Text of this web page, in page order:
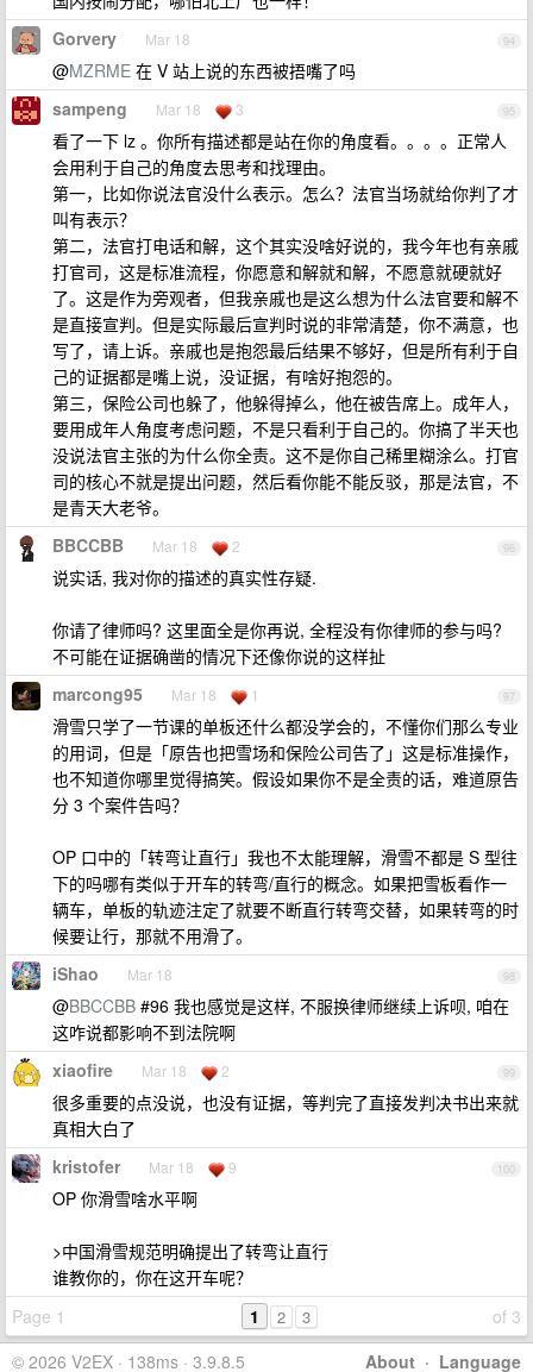
94
Gorvery Mar 18
@MZRME 在 V 站上说的东西被捂嘴了吗
95
sampeng Mar 18 3
看了一下 lz 。你所有描述都是站在你的角度看。。。。正常人
会用利于自己的角度去思考和找理由。
第一，比如你说法官没什么表示。怎么？法官当场就给你判了才
叫有表示？
第二，法官打电话和解，这个其实没啥好说的，我今年也有亲戚
打官司，这是标准流程，你愿意和解就和解，不愿意就硬就好
了。这是作为旁观者，但我亲戚也是这么想为什么法官要和解不
是直接宣判。但是实际最后宣判时说的非常清楚，你不满意，也
写了，请上诉。亲戚也是抱怨最后结果不够好，但是所有利于自
己的证据都是嘴上说，没证据，有啥好抱怨的。
第三，保险公司也躲了，他躲得掉么，他在被告席上。成年人，
要用成年人角度考虑问题，不是只看利于自己的。你搞了半天也
没说法官主张的为什么你全责。这不是你自己稀里糊涂么。打官
司的核心不就是提出问题，然后看你能不能反驳，那是法官，不
是青天大老爷。
96
BBCCBB Mar 18 2
说实话, 我对你的描述的真实性存疑.
你请了律师吗? 这里面全是你再说, 全程没有你律师的参与吗?
不可能在证据确凿的情况下还像你说的这样扯
97
marcong95 Mar 18 1
滑雪只学了一节课的单板还什么都没学会的，不懂你们那么专业
的用词，但是「原告也把雪场和保险公司告了」这是标准操作，
也不知道你哪里觉得搞笑。假设如果你不是全责的话，难道原告
分 3 个案件告吗？
OP 口中的「转弯让直行」我也不太能理解，滑雪不都是 S 型往
下的吗哪有类似于开车的转弯/直行的概念。如果把雪板看作一
辆车，单板的轨迹注定了就要不断直行转弯交替，如果转弯的时
候要让行，那就不用滑了。
98
iShao Mar 18
@BBCCBB #96 我也感觉是这样, 不服换律师继续上诉呗, 咱在
这咋说都影响不到法院啊
99
xiaofire Mar 18 2
很多重要的点没说，也没有证据，等判完了直接发判决书出来就
真相大白了
100
kristofer Mar 18 9
OP 你滑雪啥水平啊
>中国滑雪规范明确提出了转弯让直行
谁教你的，你在这开车呢？
Page 1
of 3
1 2 3
About · Language
© 2026 V2EX · 138ms · 3.9.8.5